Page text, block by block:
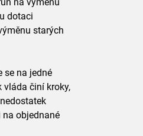
dotaci
starých
se na jedné
vláda činí kroky,
objednané